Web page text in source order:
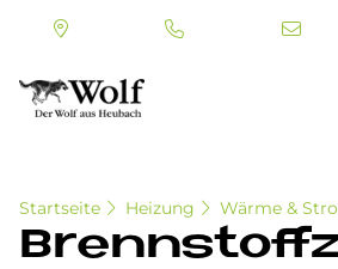
Startseite Heizung Wärme &